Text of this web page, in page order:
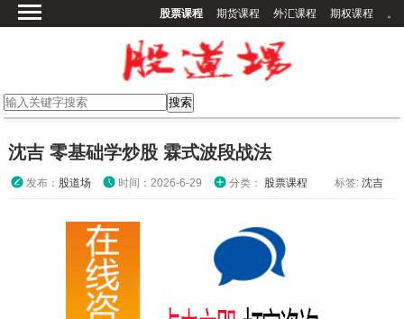
股票课程 期货课程 外汇课程 期权课程 。
期货课程
外汇课程
高校课程
沈吉 零基础学炒股 霖式波段战法
发布： 股道场 时间：2026-6-29 分类： 股票课程 标签: 沈吉